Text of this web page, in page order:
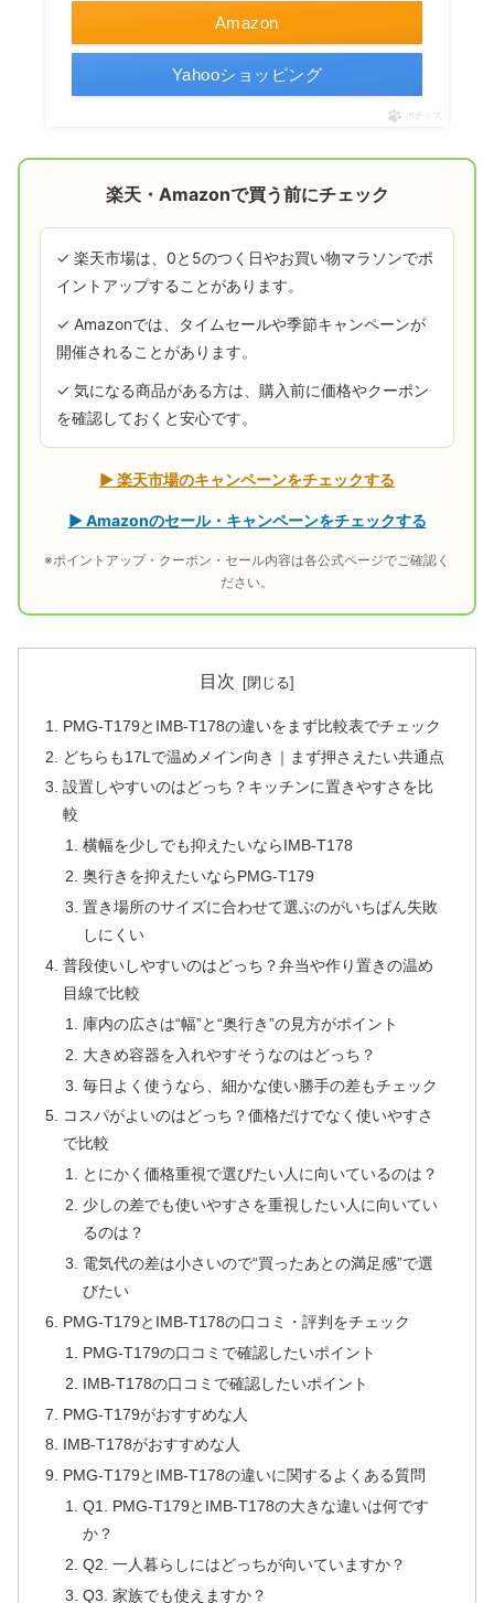
Amazon
Yahooショッピング
ポチップ
楽天・Amazonで買う前にチェック
✓ 楽天市場は、0と5のつく日やお買い物マラソンでポ
イントアップすることがあります。
✓ Amazonでは、タイムセールや季節キャンペーンが
開催されることがあります。
✓ 気になる商品がある方は、購入前に価格やクーポン
を確認しておくと安心です。
▶ 楽天市場のキャンペーンをチェックする
▶ Amazonのセール・キャンペーンをチェックする
※ポイントアップ・クーポン・セール内容は各公式ページでご確認く
ださい。
目次
PMG-T179とIMB-T178の違いをまず比較表でチェック
どちらも17Lで温めメイン向き｜まず押さえたい共通点
設置しやすいのはどっち？キッチンに置きやすさを比
較
横幅を少しでも抑えたいならIMB-T178
奥行きを抑えたいならPMG-T179
置き場所のサイズに合わせて選ぶのがいちばん失敗
しにくい
普段使いしやすいのはどっち？弁当や作り置きの温め
目線で比較
庫内の広さは“幅”と“奥行き”の見方がポイント
大きめ容器を入れやすそうなのはどっち？
毎日よく使うなら、細かな使い勝手の差もチェック
コスパがよいのはどっち？価格だけでなく使いやすさ
で比較
とにかく価格重視で選びたい人に向いているのは？
少しの差でも使いやすさを重視したい人に向いてい
るのは？
電気代の差は小さいので“買ったあとの満足感”で選
びたい
PMG-T179とIMB-T178の口コミ・評判をチェック
PMG-T179の口コミで確認したいポイント
IMB-T178の口コミで確認したいポイント
PMG-T179がおすすめな人
IMB-T178がおすすめな人
PMG-T179とIMB-T178の違いに関するよくある質問
Q1. PMG-T179とIMB-T178の大きな違いは何です
か？
Q2. 一人暮らしにはどっちが向いていますか？
Q3. 家族でも使えますか？